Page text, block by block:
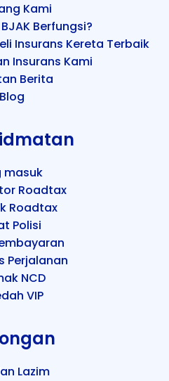
Kami
Berfungsi?
Insurans Kereta Terbaik
Insurans Kami
Berita
Blog
masuk
Roadtax
Roadtax
Polisi
Perjalanan
NCD
VIP
Lazim